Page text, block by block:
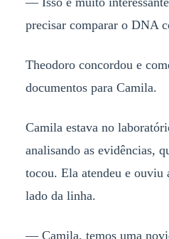
precisar comparar o DNA
Theodoro concordou e
documentos para Camila.
Camila estava no
analisando as evidências,
tocou. Ela atendeu e ouviu
lado da linha.
— Camila, temos uma